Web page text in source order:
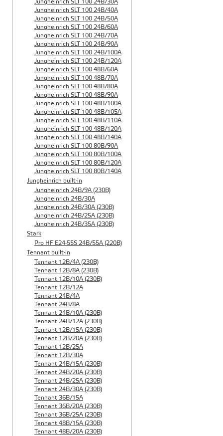
Jungheinrich SLT 100 24B/30A
Jungheinrich SLT 100 24B/40A
Jungheinrich SLT 100 24B/50A
Jungheinrich SLT 100 24B/60A
Jungheinrich SLT 100 24B/70A
Jungheinrich SLT 100 24B/90A
Jungheinrich SLT 100 24B/100A
Jungheinrich SLT 100 24B/120A
Jungheinrich SLT 100 48B/60A
Jungheinrich SLT 100 48B/70A
Jungheinrich SLT 100 48B/80A
Jungheinrich SLT 100 48B/90A
Jungheinrich SLT 100 48B/100A
Jungheinrich SLT 100 48B/105A
Jungheinrich SLT 100 48B/110A
Jungheinrich SLT 100 48B/120A
Jungheinrich SLT 100 48B/140A
Jungheinrich SLT 100 80B/90A
Jungheinrich SLT 100 80B/100A
Jungheinrich SLT 100 80B/120A
Jungheinrich SLT 100 80B/140A
Jungheinrich built-in
Jungheinrich 24B/9A (230B)
Jungheinrich 24B/30A
Jungheinrich 24B/30A (230B)
Jungheinrich 24B/25A (230B)
Jungheinrich 24B/35A (230B)
Stark
Pro HF E24-55S 24B/55A (220B)
Tennant built-in
Tennant 12B/4A (230B)
Tennant 12B/8A (230B)
Tennant 12B/10A (230B)
Tennant 12B/12A
Tennant 24B/4A
Tennant 24B/8A
Tennant 24B/10A (230B)
Tennant 24B/12A (230B)
Tennant 12B/15A (230B)
Tennant 12B/20A (230B)
Tennant 12B/25A
Tennant 12B/30A
Tennant 24B/15A (230B)
Tennant 24B/20A (230B)
Tennant 24B/25A (230B)
Tennant 24B/30A (230B)
Tennant 36B/15A
Tennant 36B/20A (230B)
Tennant 36B/25A (230B)
Tennant 48B/15A (230B)
Tennant 48B/20A (230B)